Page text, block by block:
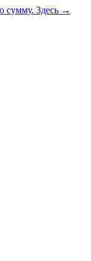
сумму. Здесь →